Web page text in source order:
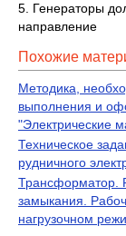
5. Генераторы
направление
Похожие
Методика,
выполнения и
"Электрические
Техническое
рудничного
Трансформатор.
замыкания.
нагрузочном